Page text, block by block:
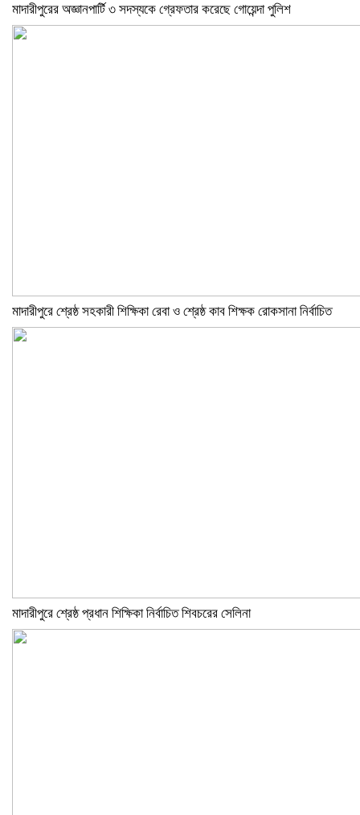
মাদারীপুরের অজ্ঞানপার্টি ৩ সদস্যকে গ্রেফতার করেছে গোয়েন্দা পুলিশ
মাদারীপুরে শ্রেষ্ঠ সহকারী শিক্ষিকা রেবা ও শ্রেষ্ঠ কাব শিক্ষক রোকসানা নির্বাচিত
মাদারীপুরে শ্রেষ্ঠ প্রধান শিক্ষিকা নির্বাচিত শিবচরের সেলিনা